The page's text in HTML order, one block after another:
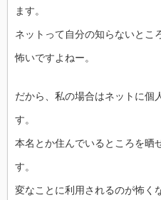
ます。
ネットって自分の知らないとこ
怖いですよねー。
だから、私の場合はネットに個
す。
本名とか住んでいるところを晒
す。
変なことに利用されるのが怖く